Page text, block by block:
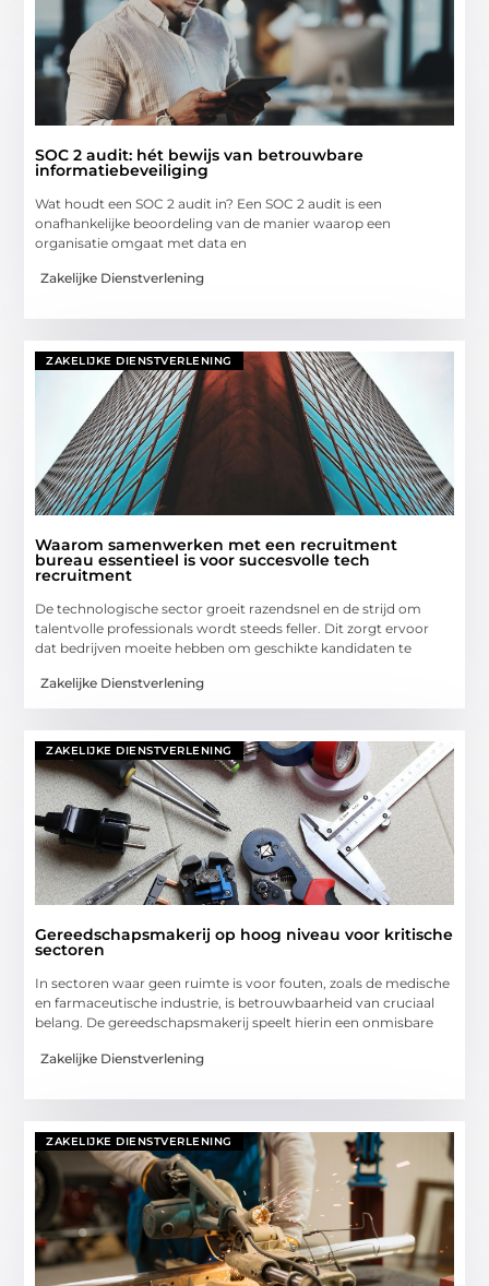
SOC 2 audit: hét bewijs van betrouwbare
informatiebeveiliging
Wat houdt een SOC 2 audit in? Een SOC 2 audit is een
onafhankelijke beoordeling van de manier waarop een
organisatie omgaat met data en
Zakelijke Dienstverlening
ZAKELIJKE DIENSTVERLENING
Waarom samenwerken met een recruitment
bureau essentieel is voor succesvolle tech
recruitment
De technologische sector groeit razendsnel en de strijd om
talentvolle professionals wordt steeds feller. Dit zorgt ervoor
dat bedrijven moeite hebben om geschikte kandidaten te
Zakelijke Dienstverlening
ZAKELIJKE DIENSTVERLENING
Gereedschapsmakerij op hoog niveau voor kritische
sectoren
In sectoren waar geen ruimte is voor fouten, zoals de medische
en farmaceutische industrie, is betrouwbaarheid van cruciaal
belang. De gereedschapsmakerij speelt hierin een onmisbare
Zakelijke Dienstverlening
ZAKELIJKE DIENSTVERLENING